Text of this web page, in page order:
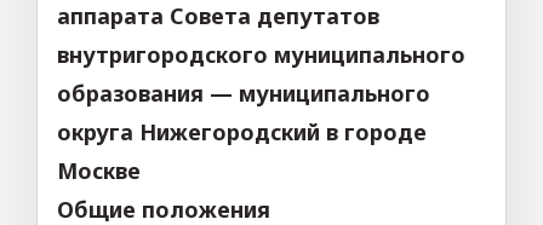
аппарата Совета депутатов
внутригородского муниципального
образования — муниципального
округа Нижегородский в городе
Москве
Общие положения